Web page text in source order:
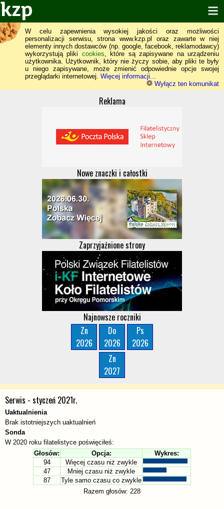
W celu zapewnienia wysokiej jakości oraz możliwości
personalizacji serwisu, strona www.kzp.pl oraz zawarte w niej
elementy innych dostawców (np. google, facebook, reklamodawcy)
wykorzystują pliki cookies, które są zapisywane na urządzeniu
użytkownika. Użytkownik, który nie życzy sobie, aby pliki te były
u niego zapisywane, może zmienić odpowiednie opcje swojej
przeglądarki internetowej. Więcej informacji...
Wyłącz ten komunikat
Reklama
Nowe znaczki i całostki
Zaprzyjaźnione strony
Najnowsze roczniki
Zn
2026
Do
2026
Ps
2026
Zn
2027
Serwis - styczeń 2021r.
Uaktualnienia
Brak istotniejszych uaktualnień
Sonda
W 2020 roku filatelistyce poświęciłeś:
Głosów:
Opcja:
Wykres:
94
Więcej czasu niż zwykle
47
Mniej czasu niż zwykle
87
Tyle samo czasu co zwykle
Razem głosów: 228